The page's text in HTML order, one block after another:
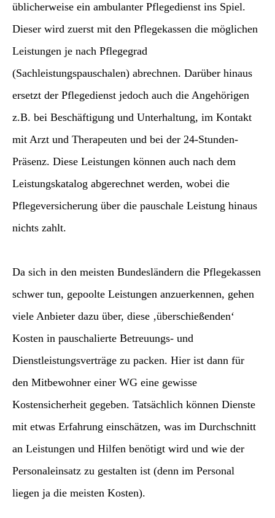
üblicherweise ein ambulanter Pflegedienst ins Spiel.
Dieser wird zuerst mit den Pflegekassen die möglichen
Leistungen je nach Pflegegrad
(Sachleistungspauschalen) abrechnen. Darüber hinaus
ersetzt der Pflegedienst jedoch auch die Angehörigen
z.B. bei Beschäftigung und Unterhaltung, im Kontakt
mit Arzt und Therapeuten und bei der 24-Stunden-
Präsenz. Diese Leistungen können auch nach dem
Leistungskatalog abgerechnet werden, wobei die
Pflegeversicherung über die pauschale Leistung hinaus
nichts zahlt.
Da sich in den meisten Bundesländern die Pflegekassen
schwer tun, gepoolte Leistungen anzuerkennen, gehen
viele Anbieter dazu über, diese ‚überschießenden‘
Kosten in pauschalierte Betreuungs- und
Dienstleistungsverträge zu packen. Hier ist dann für
den Mitbewohner einer WG eine gewisse
Kostensicherheit gegeben. Tatsächlich können Dienste
mit etwas Erfahrung einschätzen, was im Durchschnitt
an Leistungen und Hilfen benötigt wird und wie der
Personaleinsatz zu gestalten ist (denn im Personal
liegen ja die meisten Kosten).